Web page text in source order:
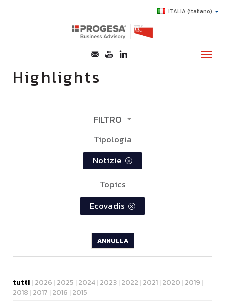
ITALIA(italiano)
Highlights
FILTRO
Tipologia
notizie
×
Topics
ecovadis
×
ANNULLA
tutti | 2026 | 2025 | 2024| 2023| 2022 | 2021| 2020 | 2019 |
2018 | 2017 | 2016 | 2015